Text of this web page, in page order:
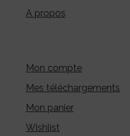
A propos
Mon compte
Mes téléchargements
Mon panier
Wishlist